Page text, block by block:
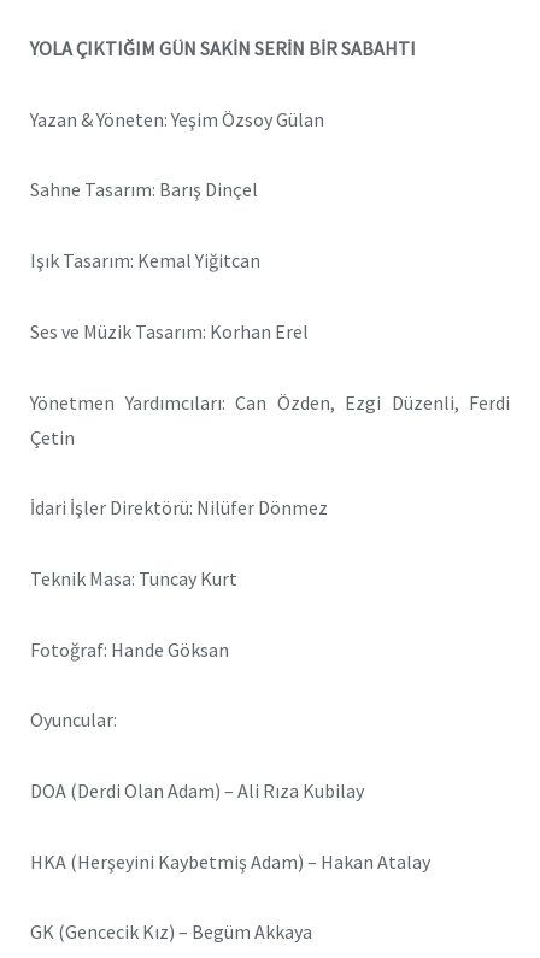
YOLA ÇIKTIĞIM GÜN SAKİN SERİN BİR SABAHTI
Yazan & Yöneten: Yeşim Özsoy Gülan
Sahne Tasarım: Barış Dinçel
Işık Tasarım: Kemal Yiğitcan
Ses ve Müzik Tasarım: Korhan Erel
Yönetmen Yardımcıları: Can Özden, Ezgi Düzenli, Ferdi
Çetin
İdari İşler Direktörü: Nilüfer Dönmez
Teknik Masa: Tuncay Kurt
Fotoğraf: Hande Göksan
Oyuncular:
DOA (Derdi Olan Adam) – Ali Rıza Kubilay
HKA (Herşeyini Kaybetmiş Adam) – Hakan Atalay
GK (Gencecik Kız) – Begüm Akkaya